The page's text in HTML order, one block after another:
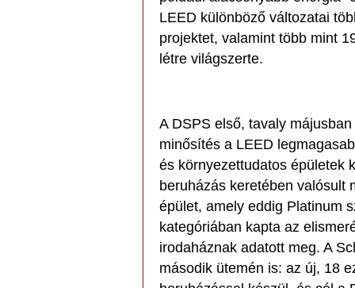
LEED különböző változatai
projektet, valamint több mint
létre világszerte.
A DSPS első, tavaly
minősítés a LEED
és környezettudatos épületek
beruházás keretében valósult
épület, amely eddig Platinum
kategóriában kapta az
irodaháznak adatott meg. A
második ütemén is: az új, 18